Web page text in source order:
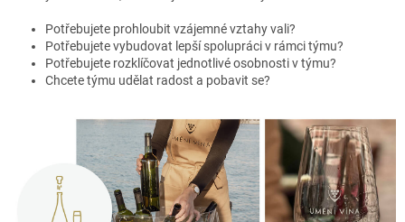
Potřebujete prohloubit vzájemné vztahy vali?
Potřebujete vybudovat lepší spolupráci v rámci týmu?
Potřebujete rozklíčovat jednotlivé osobnosti v týmu?
Chcete týmu udělat radost a pobavit se?